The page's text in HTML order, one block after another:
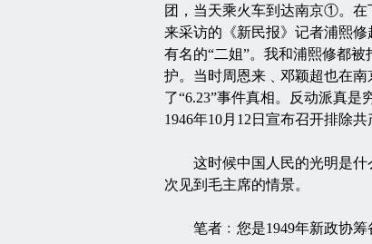
团，当天乘火车到达南京①。在
来采访的《新民报》记者浦熙
有名的“二姐”。我和浦熙修都
护。当时周恩来﹑邓颖超也在
了“6.23”事件真相。反动派真
1946年10月12日宣布召开排除
这时候中国人民的光明是什么
次见到毛主席的情景。
笔者﹕您是1949年新政协筹